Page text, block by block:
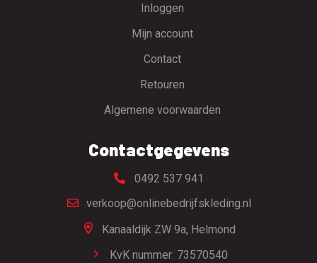
Inloggen
Mijn account
Contact
Retouren
Algemene voorwaarden
Contactgegevens
0492 537 941
verkoop@onlinebedrijfskleding.nl
Kanaaldijk ZW 9a, Helmond
KvK nummer: 73570540